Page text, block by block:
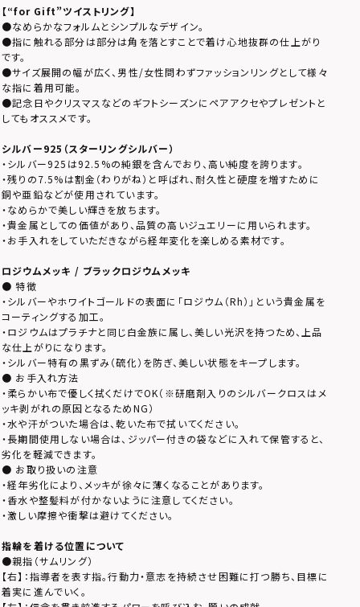
【“for Gift”ツイストリング】
●なめらかなフォルムとシンプルなデザイン。
●指に触れる部分は部分は角を落とすことで着け心地抜群の仕上がり
です。
●サイズ展開の幅が広く、男性/女性問わずファッションリングとして様々
な指に着用可能。
●記念日やクリスマスなどのギフトシーズンにペアアクセやプレゼントと
してもオススメです。
シルバー925（スターリングシルバー）
・シルバー925は92.5%の純銀を含んでおり、高い純度を誇ります。
・残りの7.5%は割金（わりがね）と呼ばれ、耐久性と硬度を増すために
銅や亜鉛などが使用されています。
・なめらかで美しい輝きを放ちます。
・貴金属としての価値があり、品質の高いジュエリーに用いられます。
・お手入れをしていただきながら経年変化を楽しめる素材です。
ロジウムメッキ / ブラックロジウムメッキ
● 特徴
・シルバーやホワイトゴールドの表面に「ロジウム（Rh）」という貴金属を
コーティングする加工。
・ロジウムはプラチナと同じ白金族に属し、美しい光沢を持つため、上品
な仕上がりになります。
・シルバー特有の黒ずみ（硫化）を防ぎ、美しい状態をキープします。
● お手入れ方法
・柔らかい布で優しく拭くだけでOK（※研磨剤入りのシルバークロスはメ
ッキ剥がれの原因となるためNG）
・水や汗がついた場合は、乾いた布で拭いてください。
・長期間使用しない場合は、ジッパー付きの袋などに入れて保管すると、
劣化を軽減できます。
● お取り扱いの注意
・経年劣化により、メッキが徐々に薄くなることがあります。
・香水や整髪料が付かないように注意してください。
・激しい摩擦や衝撃は避けてください。
指輪を着ける位置について
●親指（サムリング）
【右】：指導者を表す指。行動力・意志を持続させ困難に打つ勝ち、目標に
着実に進んでいく。